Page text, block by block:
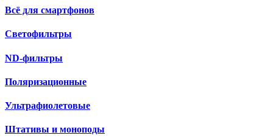
Всё для смартфонов
Светофильтры
ND-фильтры
Поляризационные
Ультрафиолетовые
Штативы и моноподы